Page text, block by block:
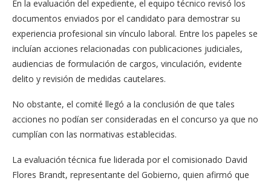
En la evaluación del expediente, el equipo técnico revisó los
documentos enviados por el candidato para demostrar su
experiencia profesional sin vínculo laboral. Entre los papeles se
incluían acciones relacionadas con publicaciones judiciales,
audiencias de formulación de cargos, vinculación, evidente
delito y revisión de medidas cautelares.
No obstante, el comité llegó a la conclusión de que tales
acciones no podían ser consideradas en el concurso ya que no
cumplían con las normativas establecidas.
La evaluación técnica fue liderada por el comisionado David
Flores Brandt, representante del Gobierno, quien afirmó que